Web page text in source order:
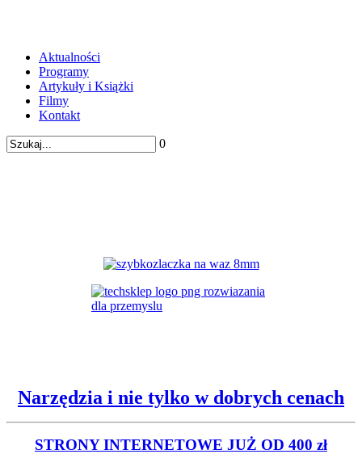
Aktualności
Programy
Artykuły i Książki
Filmy
Kontakt
0
Narzędzia i nie tylko w dobrych cenach
STRONY INTERNETOWE JUŻ OD 400 zł